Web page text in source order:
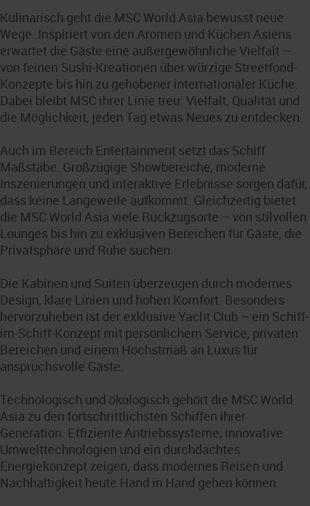
Kulinarisch geht die MSC World Asia bewusst neue
Wege. Inspiriert von den Aromen und Küchen Asiens
erwartet die Gäste eine außergewöhnliche Vielfalt –
von feinen Sushi-Kreationen über würzige Streetfood-
Konzepte bis hin zu gehobener internationaler Küche.
Dabei bleibt MSC ihrer Linie treu: Vielfalt, Qualität und
die Möglichkeit, jeden Tag etwas Neues zu entdecken.
Auch im Bereich Entertainment setzt das Schiff
Maßstäbe. Großzügige Showbereiche, moderne
Inszenierungen und interaktive Erlebnisse sorgen dafür,
dass keine Langeweile aufkommt. Gleichzeitig bietet
die MSC World Asia viele Rückzugsorte – von stilvollen
Lounges bis hin zu exklusiven Bereichen für Gäste, die
Privatsphäre und Ruhe suchen.
Die Kabinen und Suiten überzeugen durch modernes
Design, klare Linien und hohen Komfort. Besonders
hervorzuheben ist der exklusive Yacht Club – ein Schiff-
im-Schiff-Konzept mit persönlichem Service, privaten
Bereichen und einem Höchstmaß an Luxus für
anspruchsvolle Gäste.
Technologisch und ökologisch gehört die MSC World
Asia zu den fortschrittlichsten Schiffen ihrer
Generation. Effiziente Antriebssysteme, innovative
Umwelttechnologien und ein durchdachtes
Energiekonzept zeigen, dass modernes Reisen und
Nachhaltigkeit heute Hand in Hand gehen können.